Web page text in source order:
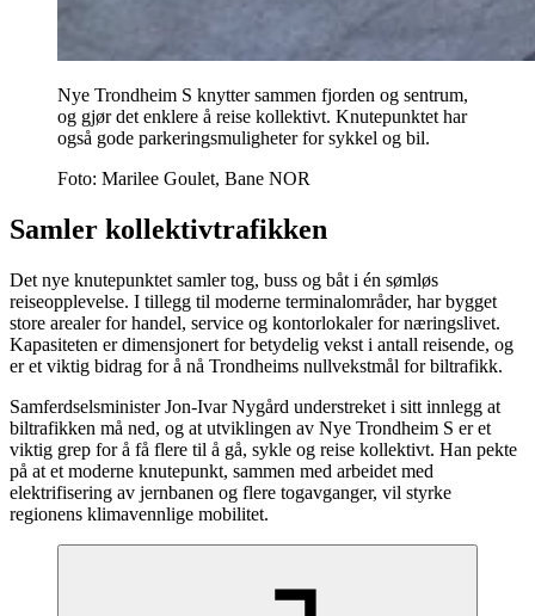
Nye Trondheim S knytter sammen fjorden og sentrum,
og gjør det enklere å reise kollektivt. Knutepunktet har
også gode parkeringsmuligheter for sykkel og bil.
Foto: Marilee Goulet, Bane NOR
Samler kollektivtrafikken
Det nye knutepunktet samler tog, buss og båt i én sømløs
reiseopplevelse. I tillegg til moderne terminalområder, har bygget
store arealer for handel, service og kontorlokaler for næringslivet.
Kapasiteten er dimensjonert for betydelig vekst i antall reisende, og
er et viktig bidrag for å nå Trondheims nullvekstmål for biltrafikk.
Samferdselsminister Jon-Ivar Nygård understreket i sitt innlegg at
biltrafikken må ned, og at utviklingen av Nye Trondheim S er et
viktig grep for å få flere til å gå, sykle og reise kollektivt. Han pekte
på at et moderne knutepunkt, sammen med arbeidet med
elektrifisering av jernbanen og flere togavganger, vil styrke
regionens klimavennlige mobilitet.